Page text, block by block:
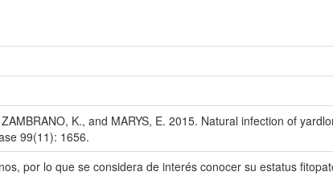
K., and MARYS, E. 2015. Natural infection of
99(11): 1656.
por lo que se considera de interés conocer su estatus